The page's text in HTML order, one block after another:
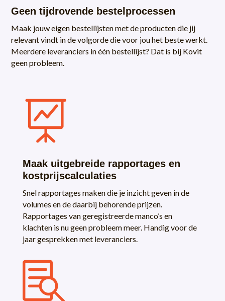
Geen tijdrovende bestelprocessen
Maak jouw eigen bestellijsten met de producten die jij
relevant vindt in de volgorde die voor jou het beste werkt.
Meerdere leveranciers in één bestellijst? Dat is bij Kovit
geen probleem.

Maak uitgebreide rapportages en
kostprijscalculaties
Snel rapportages maken die je inzicht geven in de
volumes en de daarbij behorende prijzen.
Rapportages van geregistreerde manco’s en
klachten is nu geen probleem meer. Handig voor de
jaar gesprekken met leveranciers.
